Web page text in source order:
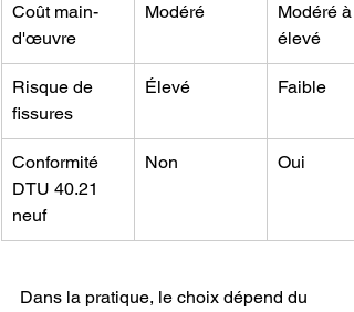
Coût main-
d'œuvre
Modéré
Modéré à
élevé
Risque de
fissures
Élevé Faible
Conformité
DTU 40.21
neuf
Non Oui
Dans la pratique, le choix dépend du